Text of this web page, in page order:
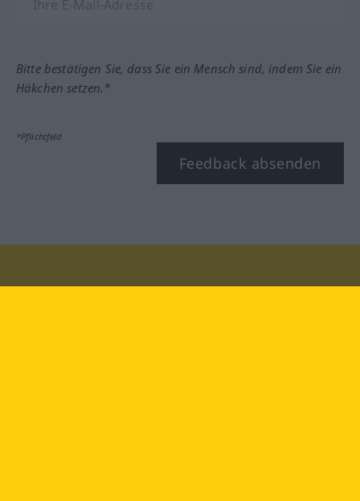
Bitte bestätigen Sie, dass Sie ein Mensch sind, indem Sie ein
Häkchen setzen.*
*Pflichtfeld
Feedback absenden